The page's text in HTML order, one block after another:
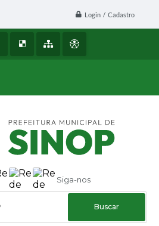
Login / Cadastro
Siga-nos